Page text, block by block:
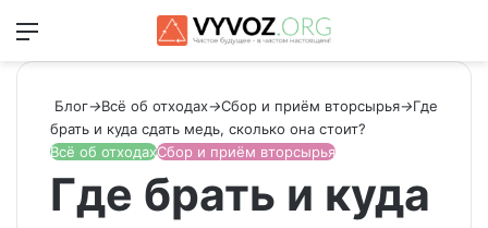
Меню
Блог→Всё об отходах→Сбор и приём вторсырья→Где
брать и куда сдать медь, сколько она стоит?
Всё об отходахСбор и приём вторсырья
Где брать и куда